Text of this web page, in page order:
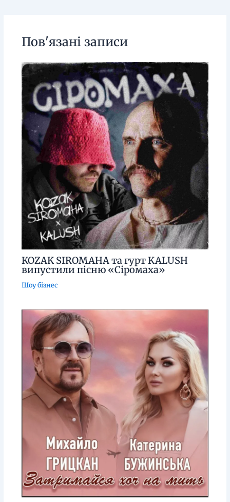
Пов'язані записи
KOZAK SIROMAHA та гурт KALUSH
випустили пісню «Сіромаха»
Шоу бізнес